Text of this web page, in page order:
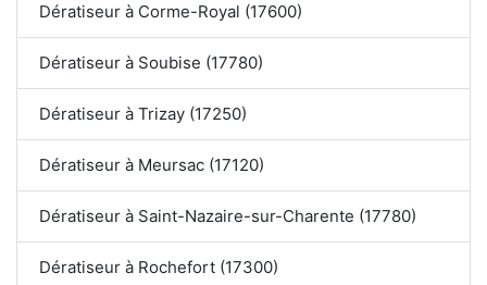
Dératiseur à Corme-Royal (17600)
Dératiseur à Soubise (17780)
Dératiseur à Trizay (17250)
Dératiseur à Meursac (17120)
Dératiseur à Saint-Nazaire-sur-Charente (17780)
Dératiseur à Rochefort (17300)